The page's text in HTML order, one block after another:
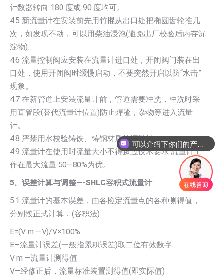
计数器转向 180 度或 90 度均可。
4.5 新流量计在安装前先用竹棍从出口处把椭圆齿轮推几
次，如发现不动，可以用柴油浸泡(避免出厂校验后内存沉
淀物)。
4.6 流量控制阀应安装在流量计进口处，开闭阀门装在出
口处，使用开闭阀时缓慢启动，不要突然开启以防“水击”
现象。
4.7 在新管道上安装流量计前，管道需要冲洗，冲洗时采
用直管段(替代流量计位置)防止焊渣，杂物等进入流量
计。
4.8 严禁用水校验铸铁、铸钢材质的流量计。
4.9 流量计在使用时流量大小不得超过技术要求.流量计工
作在最大流量 50—80%为优。
5、误差计算与调整—-SHLC容积式流量计
5.1 流量计的基本误差，由各检定流量点的各种测得值，
分别按正式计算：(容积法)
E=(V m —V)/V×100%
E—流量计误差(一般指累积误差)取二位有效数字.
V m —流量计测得值
V—经修正后，流量标准装置测得值(即实际值)
你们是怎么收费的呢